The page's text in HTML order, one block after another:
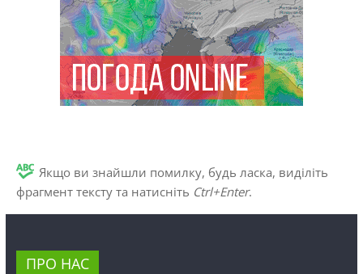
Якщо ви знайшли помилку, будь ласка, виділіть
фрагмент тексту та натисніть Ctrl+Enter.
ПРО НАС